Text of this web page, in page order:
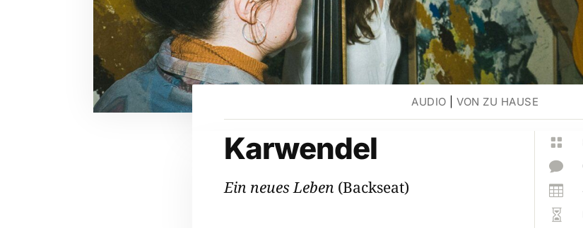
AUDIO VON ZU HAUSE
Karwendel
Ein neues Leben (Backseat)



